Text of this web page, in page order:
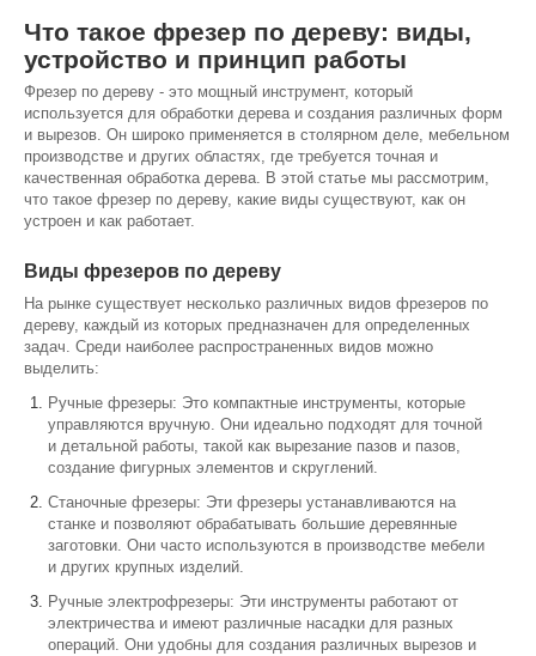
Что такое фрезер по дереву: виды,
устройство и принцип работы
Фрезер по дереву - это мощный инструмент, который
используется для обработки дерева и создания различных форм
и вырезов. Он широко применяется в столярном деле, мебельном
производстве и других областях, где требуется точная и
качественная обработка дерева. В этой статье мы рассмотрим,
что такое фрезер по дереву, какие виды существуют, как он
устроен и как работает.
Виды фрезеров по дереву
На рынке существует несколько различных видов фрезеров по
дереву, каждый из которых предназначен для определенных
задач. Среди наиболее распространенных видов можно
выделить:
Ручные фрезеры: Это компактные инструменты, которые
управляются вручную. Они идеально подходят для точной
и детальной работы, такой как вырезание пазов и пазов,
создание фигурных элементов и скруглений.
Станочные фрезеры: Эти фрезеры устанавливаются на
станке и позволяют обрабатывать большие деревянные
заготовки. Они часто используются в производстве мебели
и других крупных изделий.
Ручные электрофрезеры: Эти инструменты работают от
электричества и имеют различные насадки для разных
операций. Они удобны для создания различных вырезов и